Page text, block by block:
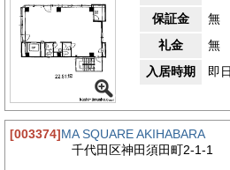
保証金
無
礼金
無
入居時期
即日
[003374]MA SQUARE AKIHABARA
千代田区神田須田町2-1-1